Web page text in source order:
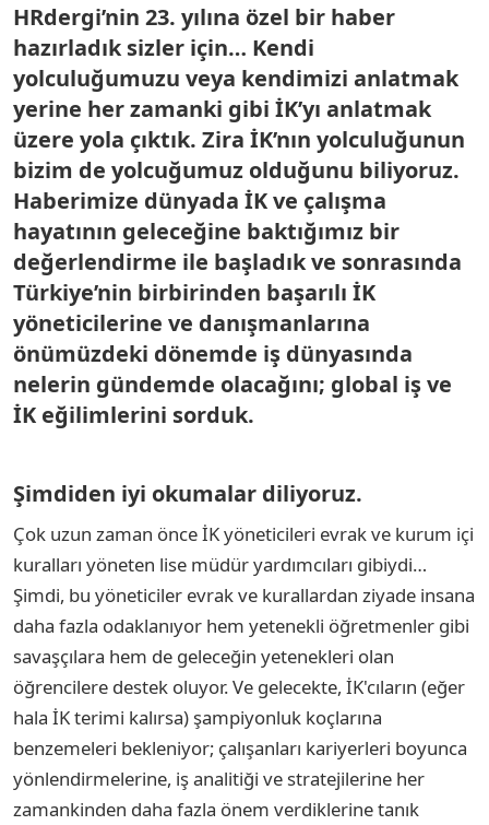
HRdergi’nin 23. yılına özel bir haber
hazırladık sizler için… Kendi
yolculuğumuzu veya kendimizi anlatmak
yerine her zamanki gibi İK’yı anlatmak
üzere yola çıktık. Zira İK’nın yolculuğunun
bizim de yolcuğumuz olduğunu biliyoruz.
Haberimize dünyada İK ve çalışma
hayatının geleceğine baktığımız bir
değerlendirme ile başladık ve sonrasında
Türkiye’nin birbirinden başarılı İK
yöneticilerine ve danışmanlarına
önümüzdeki dönemde iş dünyasında
nelerin gündemde olacağını; global iş ve
İK eğilimlerini sorduk.
Şimdiden iyi okumalar diliyoruz.
Çok uzun zaman önce İK yöneticileri evrak ve kurum içi
kuralları yöneten lise müdür yardımcıları gibiydi…
Şimdi, bu yöneticiler evrak ve kurallardan ziyade insana
daha fazla odaklanıyor hem yetenekli öğretmenler gibi
savaşçılara hem de geleceğin yetenekleri olan
öğrencilere destek oluyor. Ve gelecekte, İK'cıların (eğer
hala İK terimi kalırsa) şampiyonluk koçlarına
benzemeleri bekleniyor; çalışanları kariyerleri boyunca
yönlendirmelerine, iş analitiği ve stratejilerine her
zamankinden daha fazla önem verdiklerine tanık